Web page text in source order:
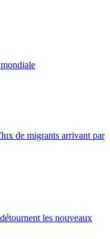
de migrants arrivant par
les nouveaux